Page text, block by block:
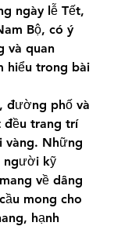
ngày lễ Tết,
Bộ, có ý
và quan
hiểu trong bài
đường phố và
đều trang trí
vàng. Những
người kỹ
về dâng
mong cho
hạnh